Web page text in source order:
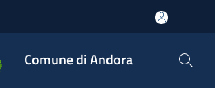
Comune di Andora